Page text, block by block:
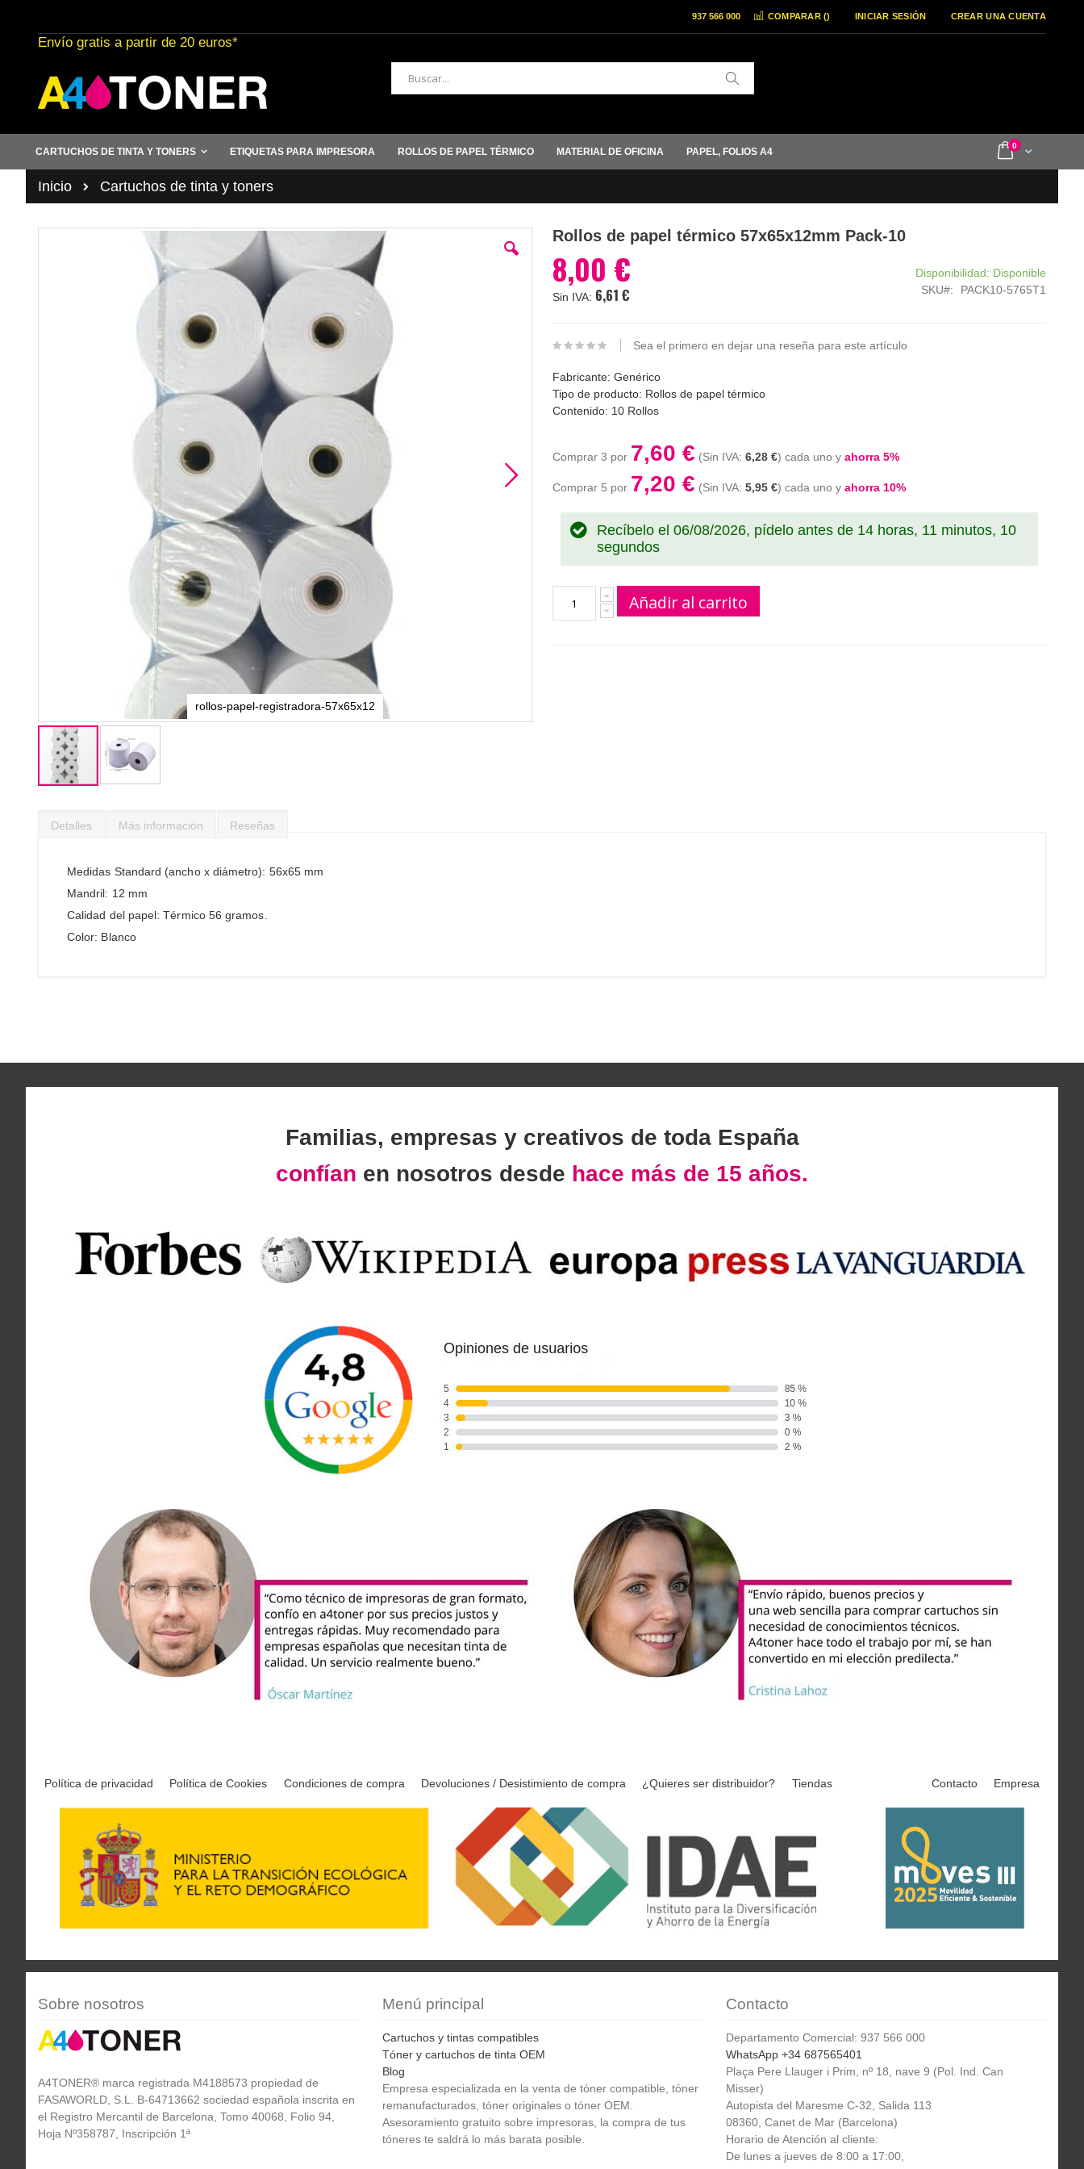
al
contenido
COMPARAR () INICIAR SESIÓN CREAR UNA CUENTA
937 566 000
Envío gratis a partir de 20 euros*
Buscar
Cart
0items
CARTUCHOS DE TINTA Y TONERS ETIQUETAS PARA IMPRESORA ROLLOS DE PAPEL TÉRMICO MATERIAL DE OFICINA PAPEL, FOLIOS A4
Inicio Cartuchos de tinta y toners
rollos-papel-registradora-57x65x12
comienzo
galería
imágenes
Rollos de papel térmico 57x65x12mm Pack-10
8,00 €
6,61 €
Disponibilidad: Disponible
SKU
PACK10-5765T1
Sea el primero en dejar una reseña para este artículo
Fabricante: Genérico
Tipo de producto: Rollos de papel térmico
Contenido: 10 Rollos
Comprar 3 por 7,60 € 6,28 € cada uno y ahorra 5%
Comprar 5 por 7,20 € 5,95 € cada uno y ahorra 10%
Recíbelo el 06/08/2026, pídelo antes de 14 horas, 11 minutos, 9
segundos
Añadir al carrito
Detalles
Medidas Standard (ancho x diámetro): 56x65 mm
Mandril: 12 mm
Calidad del papel: Térmico 56 gramos.
Color: Blanco
Más información Reseñas
Familias, empresas y creativos de toda España
confían en nosotros desde hace más de 15 años.
Política de privacidad Política de Cookies Condiciones de compra Devoluciones / Desistimiento de compra ¿Quieres ser distribuidor? Tiendas Contacto Empresa
Sobre nosotros
A4TONER® marca registrada M4188573 propiedad de
FASAWORLD, S.L. B-64713662 sociedad española inscrita en
el Registro Mercantil de Barcelona, Tomo 40068, Folio 94,
Hoja Nº358787, Inscripción 1ª
Menú principal
Cartuchos y tintas compatibles
Tóner y cartuchos de tinta OEM
Blog
Empresa especializada en la venta de tóner compatible, tóner
remanufacturados, tóner originales o tóner OEM.
Asesoramiento gratuito sobre impresoras, la compra de tus
tóneres te saldrá lo más barata posible.
Contacto
Departamento Comercial: 937 566 000
WhatsApp +34 687565401
Plaça Pere Llauger i Prim, nº 18, nave 9 (Pol. Ind. Can
Misser)
Autopista del Maresme C-32, Salida 113
08360, Canet de Mar (Barcelona)
Horario de Atención al cliente:
De lunes a jueves de 8:00 a 17:00,